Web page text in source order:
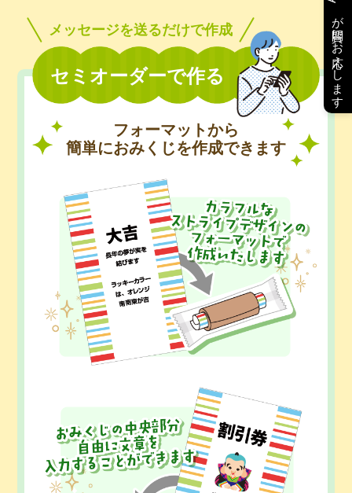
メッセージを送るだけで作成
セミオーダーで作る
フォーマットから
簡単におみくじを作成できます
が質問にお応えします